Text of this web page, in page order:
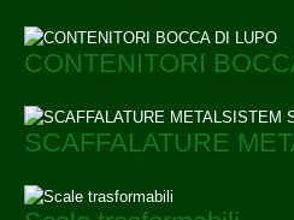
CONTENITORI
SCAFFALATURE